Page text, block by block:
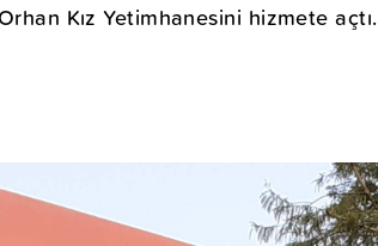
Kız Yetimhanesini hizmete açtı.